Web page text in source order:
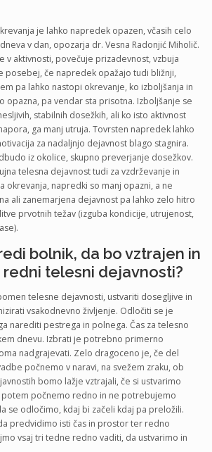
je lahko napredek opazen, včasih celo
v dan, opozarja dr. Vesna Radonjić Miholič.
v aktivnosti, povečuje prizadevnost, vzbuja
posebej, če napredek opažajo tudi bližnji,
pa lahko nastopi okrevanje, ko izboljšanja in
opazna, pa vendar sta prisotna. Izboljšanje se
stabilnih dosežkih, ali ko isto aktivnost
ga manj utruja. Tovrsten napredek lahko
za nadaljnjo dejavnost blago stagnira.
iz okolice, skupno preverjanje dosežkov.
telesna dejavnost tudi za vzdrževanje in
okrevanja, napredki so manj opazni, a ne
ali zanemarjena dejavnost pa lahko zelo hitro
prvotnih težav (izguba kondicije, utrujenost,
bolnik, da bo vztrajen in
telesni dejavnosti?
telesne dejavnosti, ustvariti dosegljive in
vsakodnevno življenje. Odločiti se je
narediti pestrega in polnega. Čas za telesno
dnevu. Izbrati je potrebno primerno
nadgrajevati. Zelo dragoceno je, če del
počnemo v naravi, na svežem zraku, ob
bomo lažje vztrajali, če si ustvarimo
potem počnemo redno in ne potrebujemo
se odločimo, kdaj bi začeli kdaj pa preložili.
predvidimo isti čas in prostor ter redno
vsaj tri tedne redno vaditi, da ustvarimo in